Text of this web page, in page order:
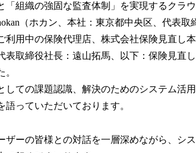
「組織の強固な監査体制」を実現するクラ
（ホカン、本社：東京都中央区、代表取
利用中の保険代理店、株式会社保険見直し
表取締役社長：遠山拓馬、以下：保険見直
しての課題認識、解決のためのシステム活
語っていただいております。
ザーの皆様との対話を一層深めながら、シ